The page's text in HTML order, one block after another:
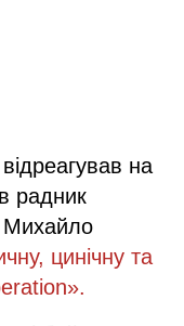
на
радник
Михайло
цинічну та